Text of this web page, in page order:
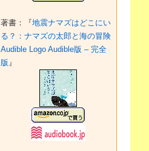
著書：『地震ナマズはどこにい
る？：ナマズの太郎と海の冒険
Audible Logo Audible版 – 完全
版』